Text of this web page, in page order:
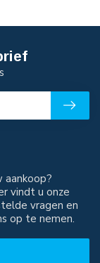
vindt u onze
vragen en
op te nemen.